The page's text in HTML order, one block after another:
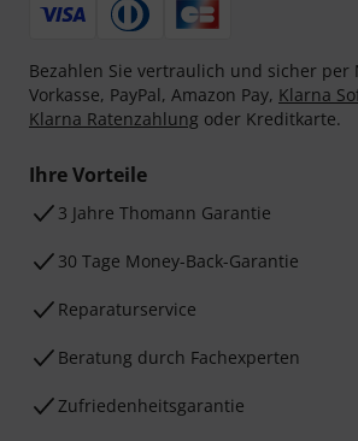
Bezahlen Sie vertraulich und sicher per
Vorkasse, PayPal, Amazon Pay, Klarna
Klarna Ratenzahlung oder Kreditkarte.
Ihre Vorteile
3 Jahre Thomann Garantie
30 Tage Money-Back-Garantie
Reparaturservice
Beratung durch Fachexperten
Zufriedenheitsgarantie